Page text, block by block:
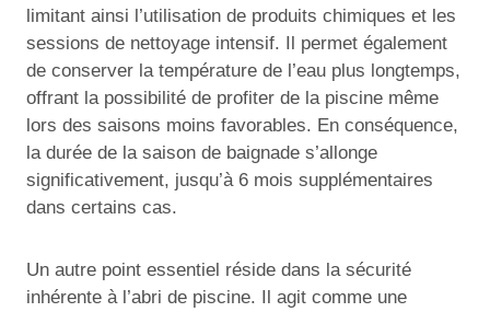
limitant ainsi l’utilisation de produits chimiques et les
sessions de nettoyage intensif. Il permet également
de conserver la température de l’eau plus longtemps,
offrant la possibilité de profiter de la piscine même
lors des saisons moins favorables. En conséquence,
la durée de la saison de baignade s’allonge
significativement, jusqu’à 6 mois supplémentaires
dans certains cas.
Un autre point essentiel réside dans la sécurité
inhérente à l’abri de piscine. Il agit comme une